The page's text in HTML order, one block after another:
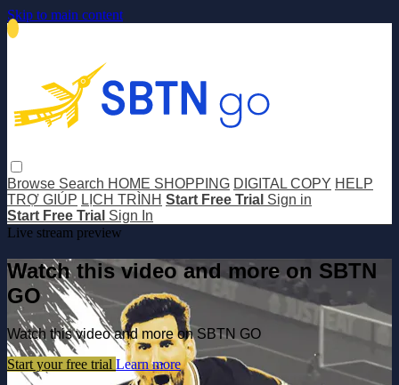
Skip to main content
Browse Search HOME SHOPPING DIGITAL COPY HELP
TRỢ GIÚP LỊCH TRÌNH Start Free Trial Sign in
Start Free Trial Sign In
Live stream preview
Watch this video and more on SBTN
GO
Watch this video and more on SBTN GO
Start your free trial Learn more